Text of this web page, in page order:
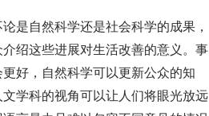
自然科学还是社会科学的成果，
绍这些进展对生活改善的意义。事
好，自然科学可以更新公众的知
学科的视角可以让人们将眼光放远